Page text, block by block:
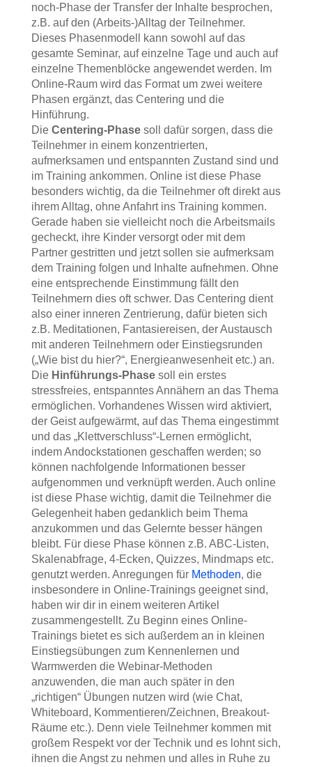
noch-Phase der Transfer der Inhalte besprochen,
z.B. auf den (Arbeits-)Alltag der Teilnehmer.
Dieses Phasenmodell kann sowohl auf das
gesamte Seminar, auf einzelne Tage und auch auf
einzelne Themenblöcke angewendet werden. Im
Online-Raum wird das Format um zwei weitere
Phasen ergänzt, das Centering und die
Hinführung.
Die Centering-Phasesoll dafür sorgen, dass die
Teilnehmer in einem konzentrierten,
aufmerksamen und entspannten Zustand sind und
im Training ankommen. Online ist diese Phase
besonders wichtig, da die Teilnehmer oft direkt aus
ihrem Alltag, ohne Anfahrt ins Training kommen.
Gerade haben sie vielleicht noch die Arbeitsmails
gecheckt, ihre Kinder versorgt oder mit dem
Partner gestritten und jetzt sollen sie aufmerksam
dem Training folgen und Inhalte aufnehmen. Ohne
eine entsprechende Einstimmung fällt den
Teilnehmern dies oft schwer. Das Centering dient
also einer inneren Zentrierung, dafür bieten sich
z.B. Meditationen, Fantasiereisen, der Austausch
mit anderen Teilnehmern oder Einstiegsrunden
(„Wie bist du hier?“, Energieanwesenheit etc.) an.
Die Hinführungs-Phasesoll ein erstes
stressfreies, entspanntes Annähern an das Thema
ermöglichen. Vorhandenes Wissen wird aktiviert,
der Geist aufgewärmt, auf das Thema eingestimmt
und das „Klettverschluss“-Lernen ermöglicht,
indem Andockstationen geschaffen werden; so
können nachfolgende Informationen besser
aufgenommen und verknüpft werden. Auch online
ist diese Phase wichtig, damit die Teilnehmer die
Gelegenheit haben gedanklich beim Thema
anzukommen und das Gelernte besser hängen
bleibt. Für diese Phase können z.B. ABC-Listen,
Skalenabfrage, 4-Ecken, Quizzes, Mindmaps etc.
genutzt werden. Anregungen für Methoden, die
insbesondere in Online-Trainings geeignet sind,
haben wir dir in einem weiteren Artikel
zusammengestellt. Zu Beginn eines Online-
Trainings bietet es sich außerdem an in kleinen
Einstiegsübungen zum Kennenlernen und
Warmwerden die Webinar-Methoden
anzuwenden, die man auch später in den
„richtigen“ Übungen nutzen wird (wie Chat,
Whiteboard, Kommentieren/Zeichnen, Breakout-
Räume etc.). Denn viele Teilnehmer kommen mit
großem Respekt vor der Technik und es lohnt sich,
ihnen die Angst zu nehmen und alles in Ruhe zu